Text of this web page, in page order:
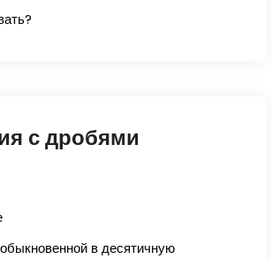
с дробями
в десятичную